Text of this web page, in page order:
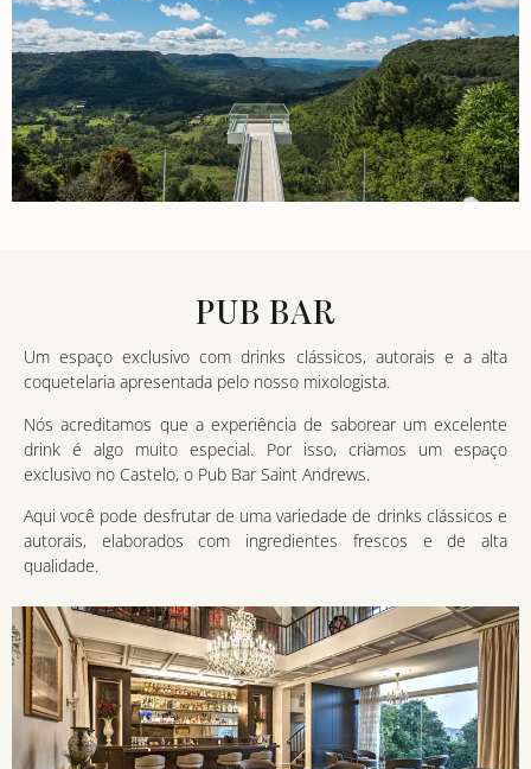
PUB BAR
Um espaço exclusivo com drinks clássicos, autorais e a alta
coquetelaria apresentada pelo nosso mixologista.
Nós acreditamos que a experiência de saborear um excelente
drink é algo muito especial. Por isso, criamos um espaço
exclusivo no Castelo, o Pub Bar Saint Andrews.
Aqui você pode desfrutar de uma variedade de drinks clássicos e
autorais, elaborados com ingredientes frescos e de alta
qualidade.